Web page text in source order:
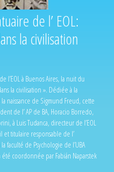
de l’ EOL:
la civilisation
l’EOL à Buenos Aires, la nuit du
la civilisation ». Dédiée à la
naissance de Sigmund Freud, cette
de l’ AP de BA, Horacio Borredo,
à Luis Tudanca, directeur de l’EOL
et titulaire responsable de l’
faculté de Psychologie de l’UBA
coordonnée par Fabián Naparstek